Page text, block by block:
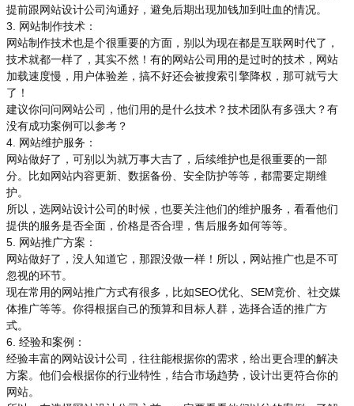
提前跟网站设计公司沟通好，避免后期出现加钱加到吐血的情况。
3. 网站制作技术：
网站制作技术也是个很重要的方面，别以为现在都是互联网时代了，
技术就都一样了，其实不然！有的网站公司用的是过时的技术，网站
加载速度慢，用户体验差，搞不好还会被搜索引擎降权，那可就亏大
了！
建议你问问网站公司，他们用的是什么技术？技术团队有多强大？有
没有成功案例可以参考？
4. 网站维护服务：
网站做好了，可别以为就万事大吉了，后续维护也是很重要的一部
分。比如网站内容更新、数据备份、安全防护等等，都需要定期维
护。
所以，选网站设计公司的时候，也要关注他们的维护服务，看看他们
提供的服务是否全面，价格是否合理，售后服务如何等等。
5. 网站推广方案：
网站做好了，没人知道它，那跟没做一样！所以，网站推广也是不可
忽视的环节。
现在常用的网站推广方式有很多，比如SEO优化、SEM竞价、社交媒
体推广等等。你得根据自己的预算和目标人群，选择合适的推广方
式。
6. 经验和案例：
经验丰富的网站设计公司，往往能根据你的需求，给出更合理的解决
方案。他们会根据你的行业特性，结合市场趋势，设计出更符合你的
网站。